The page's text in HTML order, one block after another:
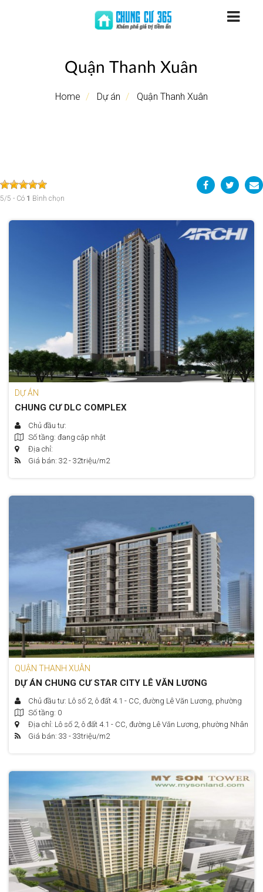
Quận Thanh Xuân
Home Dự án Quận Thanh Xuân
5/5 - Có 1 Bình chọn
DỰ ÁN
CHUNG CƯ DLC COMPLEX
Chủ đầu tư:
Số tầng: đang cập nhật
Địa chỉ:
Giá bán: 32 - 32triệu/m2
QUẬN THANH XUÂN
DỰ ÁN CHUNG CƯ STAR CITY LÊ VĂN LƯƠNG
Chủ đầu tư: Lô số 2, ô đất 4.1 - CC, đường Lê Văn Lương, phường
Nhân Chính, quận Thanh Xuân, TP. Hà Nội.
Số tầng: 0
Địa chỉ: Lô số 2, ô đất 4.1 - CC, đường Lê Văn Lương, phường Nhân
Chính, quận Thanh Xuân, TP. Hà Nội.
Giá bán: 33 - 33triệu/m2